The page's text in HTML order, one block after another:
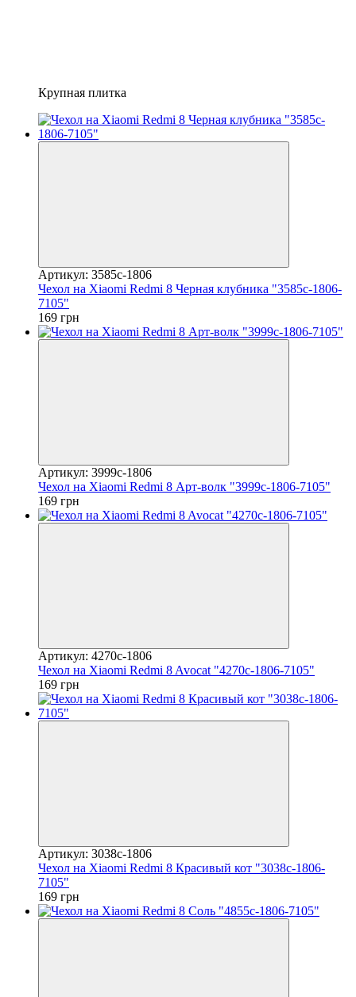
Крупная плитка
Артикул: 3585c-1806
Чехол на Xiaomi Redmi 8 Черная клубника "3585c-1806-
7105"
169 грн
Артикул: 3999c-1806
Чехол на Xiaomi Redmi 8 Арт-волк "3999c-1806-7105"
169 грн
Артикул: 4270c-1806
Чехол на Xiaomi Redmi 8 Avocat "4270c-1806-7105"
169 грн
Артикул: 3038c-1806
Чехол на Xiaomi Redmi 8 Красивый кот "3038c-1806-
7105"
169 грн